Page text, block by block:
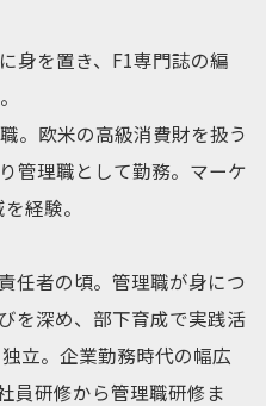
身を置き、F1専門誌の編
。欧米の高級消費財を扱う
管理職として勤務。マーケ
経験。
任者の頃。管理職が身につ
を深め、部下育成で実践活
立。企業勤務時代の幅広
員研修から管理職研修ま